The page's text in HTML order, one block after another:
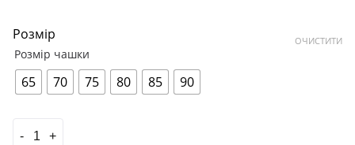
Розмір
Розмір чашки
65 70 75 80 85 90
ОЧИСТИТИ
#Чашка для білизни балконет push-up HD03 тілесний